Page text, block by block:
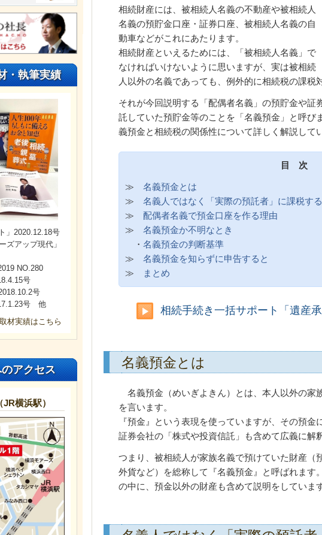
相続財産には、被相続人名義の不動産や被相続人
名義の預貯金口座・証券口座、被相続人名義の自
動車などがこれにあたります。
相続財産といえるためには、「被相続人名義」で
なければいけないように思いますが、実は被相続
人以外の名義であっても、例外的に相続税の課税
それが今回説明する「配偶者名義」の預貯金や証
託していた預貯金等のことを「名義預金」と呼び
義預金と相続税の関係性について詳しく解説して
目 次
≫ 名義預金とは
≫ 名義人ではなく「実際の預託者」に課税する
≫ 配偶者名義で預金口座を作る理由
≫ 名義預金か不明なとき
・ 名義預金の判断基準
≫ 名義預金を知らずに申告すると
≫
まとめ
相続手続き一括サポート「遺産
名義預金とは
名義預金（めいぎよきん）とは、本人以外の家
を言います。
『預金』という表現を使っていますが、その預
証券会社の「株式や投資信託」も含めて広義に解
つまり、被相続人が家族名義で預けていた財産（
外貨など）を総称して『名義預金』と呼ばれます
の中に、預金以外の財産も含めて説明をしています
・執筆実績
」2020.12.18号
ズアップ現代」
NO.280
号
号
号 他
材実績はこちら
アクセス
横浜駅）